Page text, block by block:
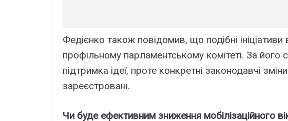
Федієнко також повідомив, що подібні
профільному парламентському комітеті. За його
підтримка ідеї, проте конкретні законодавчі
зареєстровані.
Чи буде ефективним зниження мобілізаційного